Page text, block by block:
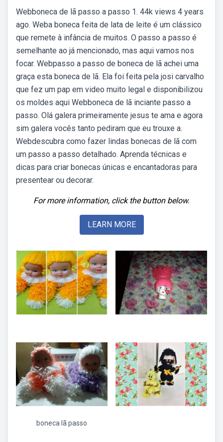
Webboneca de lã passo a passo 1. 44k views 4 years
ago. Weba boneca feita de lata de leite é um clássico
que remete à infância de muitos. O passo a passo é
semelhante ao já mencionado, mas aqui vamos nos
focar. Webpasso a passo de boneca de lã achei uma
graça esta boneca de lã. Ela foi feita pela josi carvalho
que fez um pap em video muito legal e disponibilizou
os moldes aqui Webboneca de lã inciante passo a
passo. Olá galera primeiramente jesus te ama e agora
sim galera vocês tanto pediram que eu trouxe a.
Webdescubra como fazer lindas bonecas de lã com
um passo a passo detalhado. Aprenda técnicas e
dicas para criar bonecas únicas e encantadoras para
presentear ou decorar.
For more information, click the button below.
LEARN MORE
boneca lã passo